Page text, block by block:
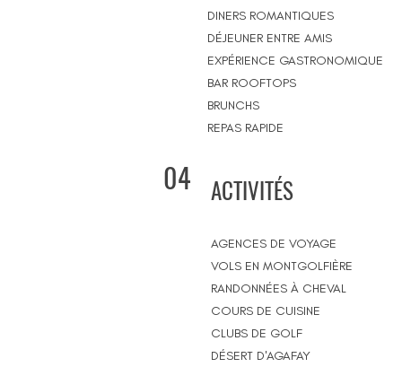
DINERS ROMANTIQUES
DÉJEUNER ENTRE AMIS
EXPÉRIENCE GASTRONOMIQUE
BAR ROOFTOPS
BRUNCHS
REPAS RAPIDE
04 ACTIVITÉS
AGENCES DE VOYAGE
VOLS EN MONTGOLFIÈRE
RANDONNÉES À CHEVAL
COURS DE CUISINE
CLUBS DE GOLF
DÉSERT D'AGAFAY